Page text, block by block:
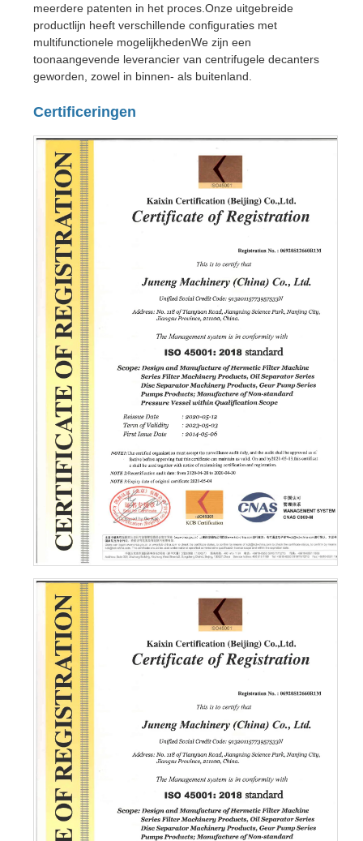
meerdere patenten in het proces.Onze uitgebreide
productlijn heeft verschillende configuraties met
multifunctionele mogelijkhedenWe zijn een
toonaangevende leverancier van centrifugele decanters
geworden, zowel in binnen- als buitenland.
Certificeringen